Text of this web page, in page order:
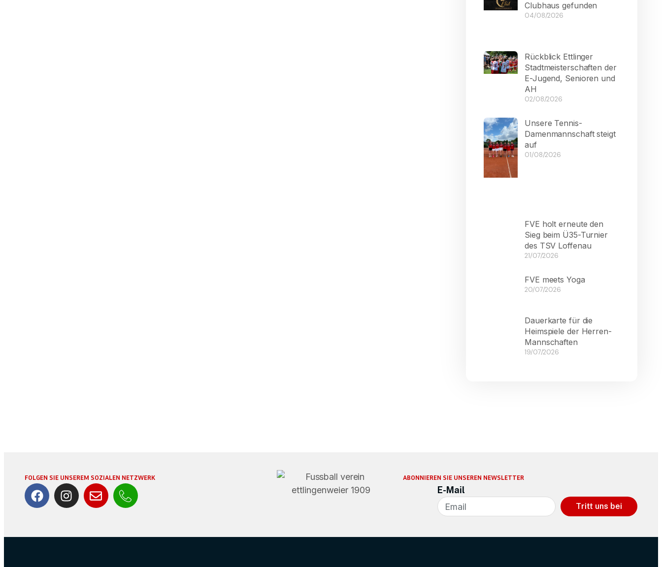
Clubhaus gefunden
04/08/2026
Rückblick Ettlinger
Stadtmeisterschaften der
E-Jugend, Senioren und
AH
02/08/2026
Unsere Tennis-
Damenmannschaft steigt
auf
01/08/2026
FVE holt erneute den
Sieg beim Ü35-Turnier
des TSV Loffenau
21/07/2026
FVE meets Yoga
20/07/2026
Dauerkarte für die
Heimspiele der Herren-
Mannschaften
19/07/2026
FOLGEN SIE UNSEREM SOZIALEN NETZWERK ABONNIEREN SIE UNSEREN NEWSLETTER
E-Mail
Tritt uns bei